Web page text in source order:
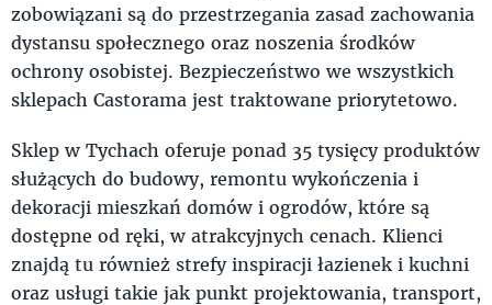
zobowiązani są do przestrzegania zasad zachowania
dystansu społecznego oraz noszenia środków
ochrony osobistej. Bezpieczeństwo we wszystkich
sklepach Castorama jest traktowane priorytetowo.
Sklep w Tychach oferuje ponad 35 tysięcy produktów
służących do budowy, remontu wykończenia i
dekoracji mieszkań domów i ogrodów, które są
dostępne od ręki, w atrakcyjnych cenach. Klienci
znajdą tu również strefy inspiracji łazienek i kuchni
oraz usługi takie jak punkt projektowania, transport,